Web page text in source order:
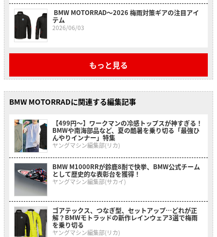
BMW MOTORRAD〜2026 梅雨対策ギアの注目アイ
テム
2026/06/03
もっと見る
BMW MOTORRADに関連する編集記事
【499円〜】ワークマンの冷感トップスが神すぎる！
BMWや南海部品など、夏の酷暑を乗り切る「最強ひ
んやりインナー」特集
ヤングマシン編集部(リカ)
BMW M1000RRが鈴鹿8耐で快挙、BMW公式チーム
として歴史的な表彰台を獲得！
ヤングマシン編集部(サカイ)
ゴアテックス、つなぎ型、セットアップ…どれが正
解？BMWモトラッドの新作レインウェア3選で梅雨
を乗り切る
ヤングマシン編集部(リカ)